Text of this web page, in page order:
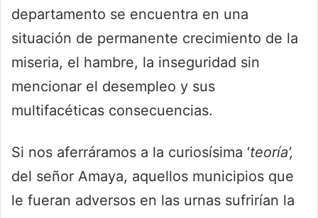
departamento se encuentra en una
situación de permanente crecimiento de la
miseria, el hambre, la inseguridad sin
mencionar el desempleo y sus
multifacéticas consecuencias.
Si nos aferráramos a la curiosísima ‘teoría’,
del señor Amaya, aquellos municipios que
le fueran adversos en las urnas sufrirían la